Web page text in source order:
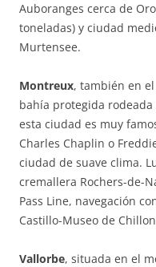
Auboranges cerca de
toneladas) y ciudad
Murtensee.
Montreux, también en
bahía protegida rodeada
esta ciudad es muy
Charles Chaplin o
ciudad de suave clima.
cremallera Rochers-de-
Pass Line, navegación
Castillo-Museo de
Vallorbe, situada en el